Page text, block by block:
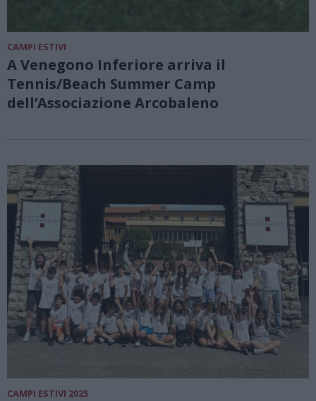
CAMPI ESTIVI
A Venegono Inferiore arriva il
Tennis/Beach Summer Camp
dell’Associazione Arcobaleno
CAMPI ESTIVI 2025